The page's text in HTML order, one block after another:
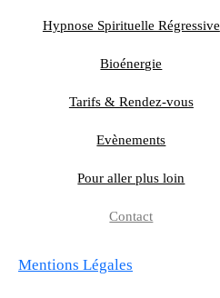
Hypnose Spirituelle Régressive
Bioénergie
Tarifs & Rendez-vous
Evènements
Pour aller plus loin
Contact
Mentions Légales